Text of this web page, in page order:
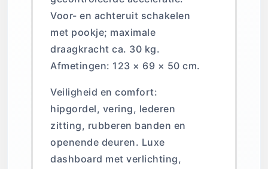
Voor- en achteruit schakelen
met pookje; maximale
draagkracht ca. 30 kg.
Afmetingen: 123 × 69 × 50 cm.
Veiligheid en comfort:
hipgordel, vering, lederen
zitting, rubberen banden en
openende deuren. Luxe
dashboard met verlichting,